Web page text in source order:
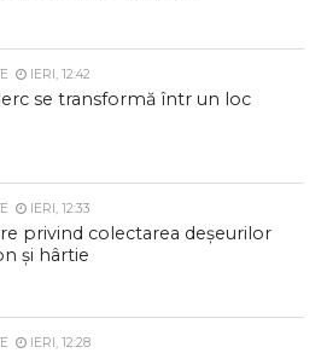
IERI, 12:42
se transformă într un loc
IERI, 12:33
privind colectarea deșeurilor
și hârtie
IERI, 12:28